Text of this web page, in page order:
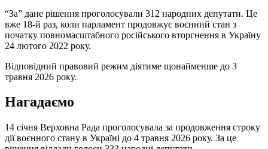
“За” дане рішення проголосували 312 народних депутати. Це
вже 18-й раз, коли парламент продовжує воєнний стан з
початку повномасштабного російського вторгнення в Україну
24 лютого 2022 року.
Відповідний правовий режим діятиме щонайменше до 3
травня 2026 року.
Нагадаємо
14 січня Верховна Рада проголосувала за продовження строку
дії воєнного стану в Україні до 4 травня 2026 року. За це